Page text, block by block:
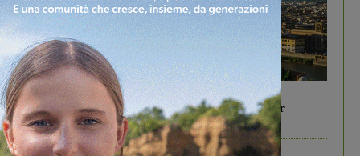
In vetrina 6 Agosto 2026
Gita di famiglia a Firenze: 5 idee per far
divertire i tuoi figli